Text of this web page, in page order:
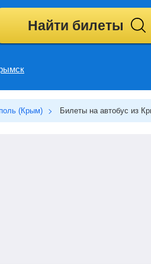
Найти билеты
(Крым) Билеты на автобус из